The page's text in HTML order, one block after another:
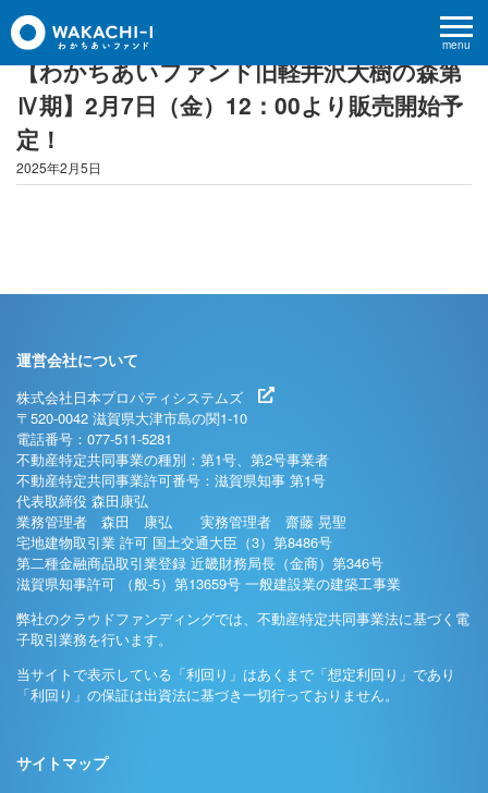
menu
【わかちあいファンド旧軽井沢大樹の森第
Ⅳ期】2月7日（金）12：00より販売開始予
定！
2025年2月5日
運営会社について
株式会社日本プロパティシステムズ
〒520-0042 滋賀県大津市島の関1-10
電話番号：077-511-5281
不動産特定共同事業の種別：第1号、第2号事業者
不動産特定共同事業許可番号：滋賀県知事 第1号
代表取締役 森田康弘
業務管理者 森田 康弘 実務管理者 齋藤 晃聖
宅地建物取引業 許可 国土交通大臣（3）第8486号
第二種金融商品取引業登録 近畿財務局長（金商）第346号
滋賀県知事許可 （般-5）第13659号 一般建設業の建築工事業
弊社のクラウドファンディングでは、不動産特定共同事業法に基づく電
子取引業務を行います。
当サイトで表示している「利回り」はあくまで「想定利回り」であり
「利回り」の保証は出資法に基づき一切行っておりません。
サイトマップ